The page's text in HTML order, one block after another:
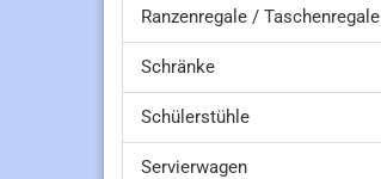
Ranzenregale / Taschenregale
Schränke
Schülerstühle
Servierwagen